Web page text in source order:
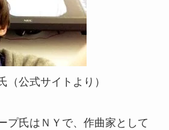
（公式サイトより）
プ氏はＮＹで、作曲家として